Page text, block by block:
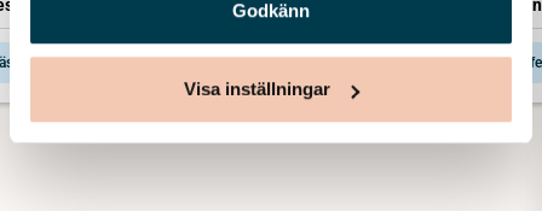
Godkänn
Visa inställningar
från Lova
mer & få offert Läs mer & få offert
Representant
Läs mer & få